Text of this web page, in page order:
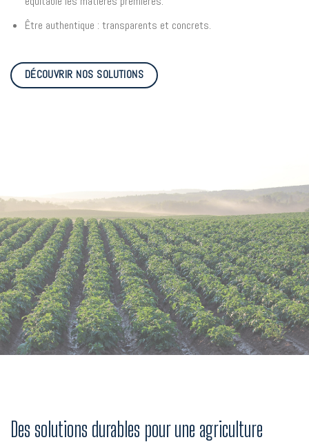
Être authentique : transparents et concrets.
DÉCOUVRIR NOS SOLUTIONS
Des solutions durables pour une agriculture